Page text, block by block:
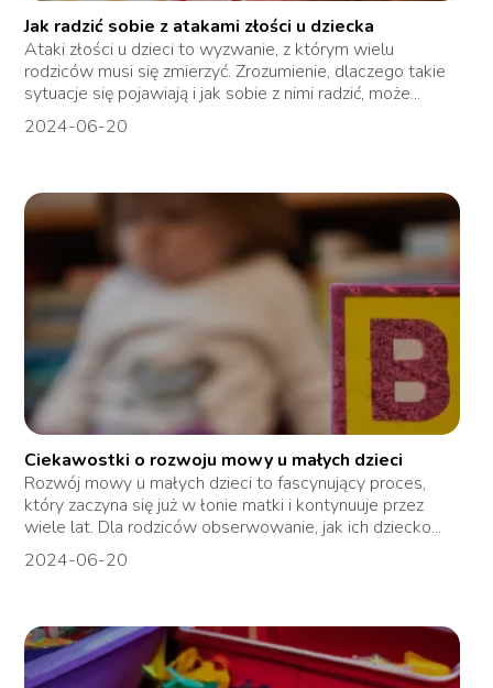
Jak radzić sobie z atakami złości u dziecka
Ataki złości u dzieci to wyzwanie, z którym wielu
rodziców musi się zmierzyć. Zrozumienie, dlaczego takie
sytuacje się pojawiają i jak sobie z nimi radzić, może...
2024-06-20
Ciekawostki o rozwoju mowy u małych dzieci
Rozwój mowy u małych dzieci to fascynujący proces,
który zaczyna się już w łonie matki i kontynuuje przez
wiele lat. Dla rodziców obserwowanie, jak ich dziecko...
2024-06-20